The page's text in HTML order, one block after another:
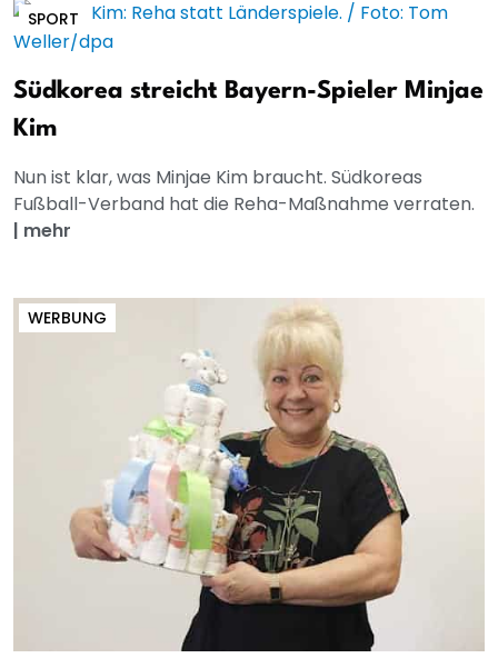
SPORT
Südkorea streicht Bayern-Spieler Minjae
Kim
Nun ist klar, was Minjae Kim braucht. Südkoreas
Fußball-Verband hat die Reha-Maßnahme verraten.
| mehr
WERBUNG